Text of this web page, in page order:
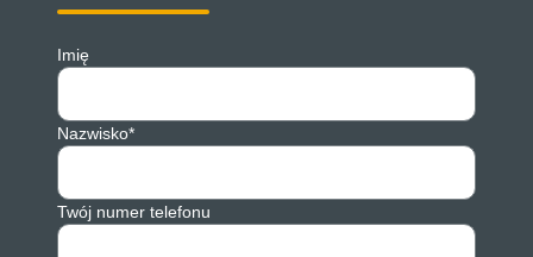
Imię
Nazwisko*
Twój numer telefonu